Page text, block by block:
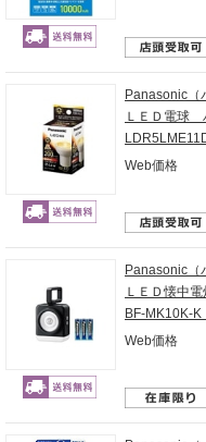
Panasonic（
ＬＥＤ電球
Web価格
Panasonic（
ＬＥＤ懐中
BF-MK10K-
Web価格